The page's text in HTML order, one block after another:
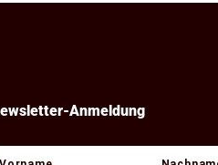
Anmeldung